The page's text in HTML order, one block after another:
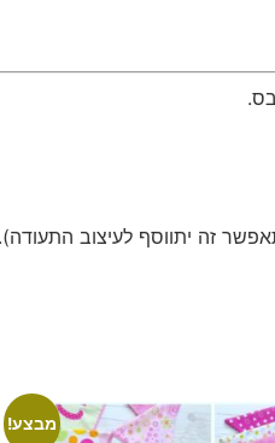
זה יתווסף לעיצוב התעודה).
מבצע!